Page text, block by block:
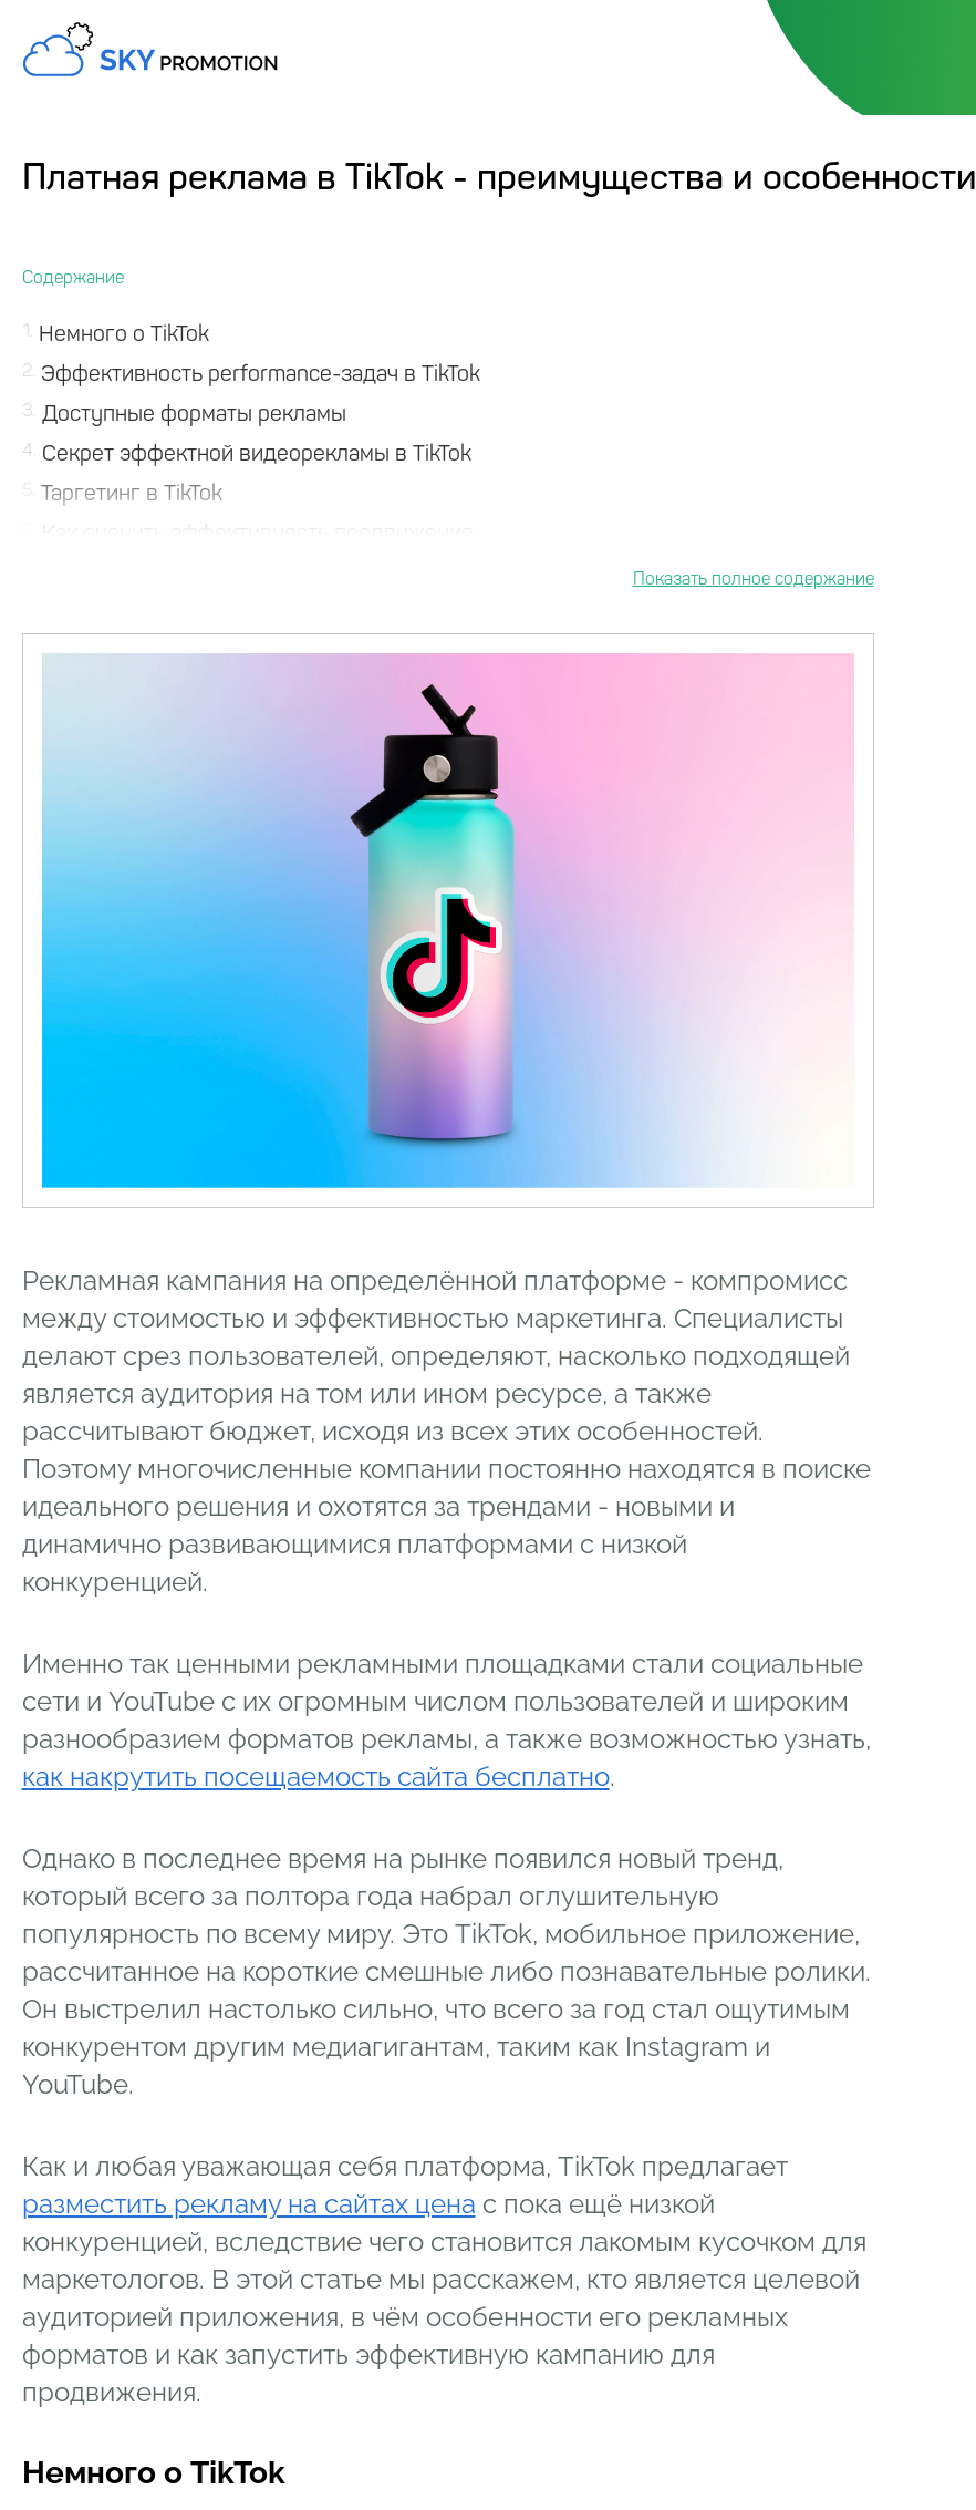
Платная реклама в TikTok - преимущества и особенности
1 Немного о TikTok
2 Эффективность performance-задач в TikTok
3 Доступные форматы рекламы
4 Секрет эффектной видеорекламы в TikTok
Таргетинг в TikTok
Рекламная кампания на определённой платформе - компромисс
между стоимостью и эффективностью маркетинга. Специалисты
делают срез пользователей, определяют, насколько подходящей
является аудитория на том или ином ресурсе, а также
рассчитывают бюджет, исходя из всех этих особенностей.
Поэтому многочисленные компании постоянно находятся в поиске
идеального решения и охотятся за трендами - новыми и
динамично развивающимися платформами с низкой
конкуренцией.
Именно так ценными рекламными площадками стали социальные
сети и YouTube с их огромным числом пользователей и широким
разнообразием форматов рекламы, а также возможностью узнать,
как накрутить посещаемость сайта бесплатно.
Однако в последнее время на рынке появился новый тренд,
который всего за полтора года набрал оглушительную
популярность по всему миру. Это TikTok, мобильное приложение,
рассчитанное на короткие смешные либо познавательные ролики.
Он выстрелил настолько сильно, что всего за год стал ощутимым
конкурентом другим медиагигантам, таким как Instagram и
YouTube.
Как и любая уважающая себя платформа, TikTok предлагает
разместить рекламу на сайтах цена с пока ещё низкой
конкуренцией, вследствие чего становится лакомым кусочком для
маркетологов. В этой статье мы расскажем, кто является целевой
аудиторией приложения, в чём особенности его рекламных
форматов и как запустить эффективную кампанию для
продвижения.
Немного о TikTok